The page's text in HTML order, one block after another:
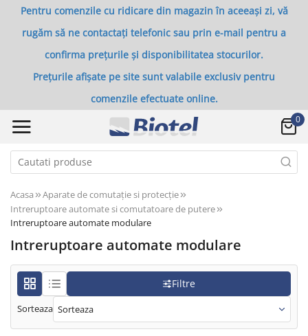
Pentru comenzile cu ridicare din magazin în aceeași zi, vă
rugăm să ne contactați telefonic sau prin e-mail pentru a
confirma prețurile și disponibilitatea stocurilor.
Prețurile afișate pe site sunt valabile exclusiv pentru
comenzile efectuate online.
0
Acasa
Aparate de comutaţie si protecţie
Intreruptoare automate si comutatoare de putere
Intreruptoare automate modulare
Intreruptoare automate modulare
Filtre
Sorteaza Sorteaza